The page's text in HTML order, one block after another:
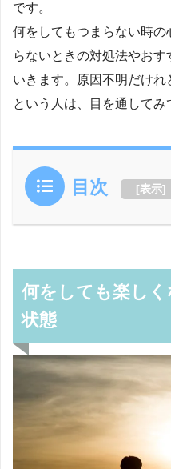
です。
何をしてもつまらない時の
らないときの対処法やお
いきます。原因不明だけ
という人は、目を通してみ
目次 [表示]
何をしても楽し
状態